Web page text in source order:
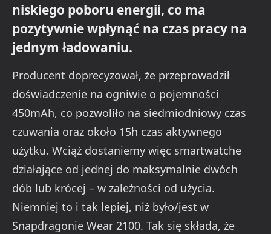
niskiego poboru energii, co ma
pozytywnie wpłynąć na czas pracy na
jednym ładowaniu.
Producent doprecyzował, że przeprowadził
doświadczenie na ogniwie o pojemności
450mAh, co pozwoliło na siedmiodniowy czas
czuwania oraz około 15h czas aktywnego
użytku. Wciąż dostaniemy więc smartwatche
działające od jednej do maksymalnie dwóch
dób lub krócej – w zależności od użycia.
Niemniej to i tak lepiej, niż było/jest w
Snapdragonie Wear 2100. Tak się składa, że